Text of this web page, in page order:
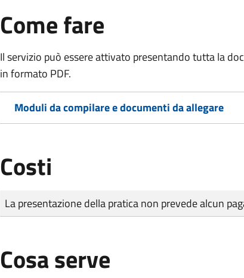
Come fare
Il servizio può essere attivato presentando tutta la
in formato PDF.
Moduli da compilare e documenti da allegare
Costi
Tipo di pagamento
Importo
La presentazione della pratica non prevede alcun
Cosa serve